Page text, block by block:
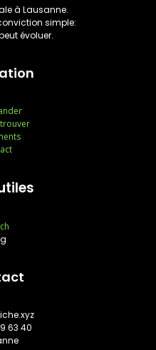
à Lausanne.
simple:
évoluer.
63 40